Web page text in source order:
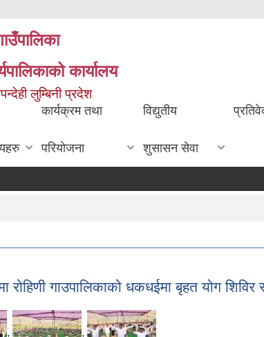
कार्यालय
लुम्बिनी प्रदेश
कार्यक्रम तथा
परियोजना
विद्युतीय
शुसासन सेवा
रोहिणी गाउपालिकाको धकधईमा बृहत योग
, ,